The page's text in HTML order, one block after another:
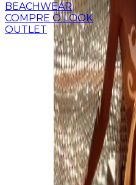
BEACHWEAR
COMPRE O LOOK
OUTLET